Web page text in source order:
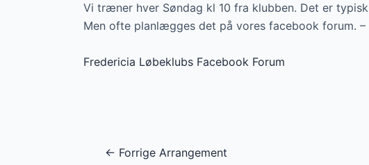
Vi træner hver Søndag kl 10 fra klubben. Det er
Men ofte planlægges det på vores facebook forum.
Fredericia Løbeklubs Facebook Forum
Post← Forrige Arrangement